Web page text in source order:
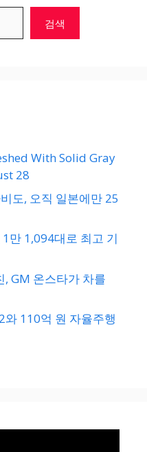
검색
With Solid Gray
28
도, 오직 일본에만 25
만 1,094대로 최고 기
GM 온스타가 차를
와 110억 원 자율주행